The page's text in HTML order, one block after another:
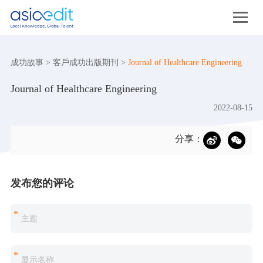
成功故事> 客戶成功出版期刊 > Journal of Healthcare Engineering
Journal of Healthcare Engineering
2022-08-15
分享：
发布您的评论
*
*